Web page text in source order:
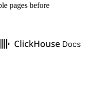
pages before